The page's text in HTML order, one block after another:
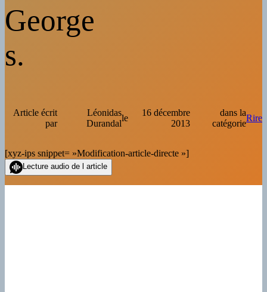
George
s.
Article écrit
par
Léonidas
Durandal
le
16 décembre
2013
dans la
catégorie
Rire
[xyz-ips snippet= »Modification-article-directe »]
Lecture audio de l article